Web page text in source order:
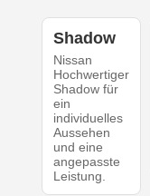
Shadow
Nissan
Hochwertiger
Shadow für
ein
individuelles
Aussehen
und eine
angepasste
Leistung.